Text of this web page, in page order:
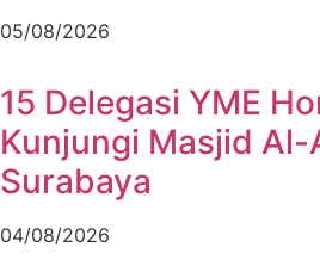
05/08/2026
15 Delegasi YME
Kunjungi Masjid
Surabaya
04/08/2026